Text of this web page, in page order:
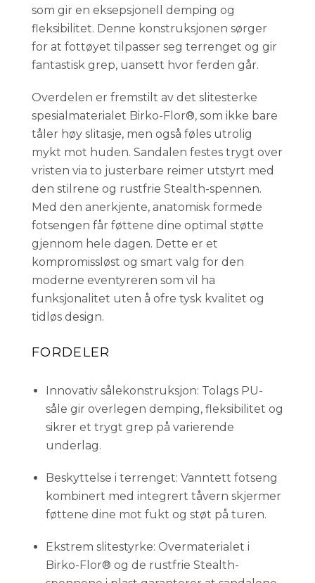
som gir en eksepsjonell demping og
fleksibilitet. Denne konstruksjonen sørger
for at fottøyet tilpasser seg terrenget og gir
fantastisk grep, uansett hvor ferden går.
Overdelen er fremstilt av det slitesterke
spesialmaterialet Birko-Flor®, som ikke bare
tåler høy slitasje, men også føles utrolig
mykt mot huden. Sandalen festes trygt over
vristen via to justerbare reimer utstyrt med
den stilrene og rustfrie Stealth-spennen.
Med den anerkjente, anatomisk formede
fotsengen får føttene dine optimal støtte
gjennom hele dagen. Dette er et
kompromissløst og smart valg for den
moderne eventyreren som vil ha
funksjonalitet uten å ofre tysk kvalitet og
tidløs design.
FORDELER
Innovativ sålekonstruksjon: Tolags PU-
såle gir overlegen demping, fleksibilitet og
sikrer et trygt grep på varierende
underlag.
Beskyttelse i terrenget: Vanntett fotseng
kombinert med integrert tåvern skjermer
føttene dine mot fukt og støt på turen.
Ekstrem slitestyrke: Overmaterialet i
Birko-Flor® og de rustfrie Stealth-